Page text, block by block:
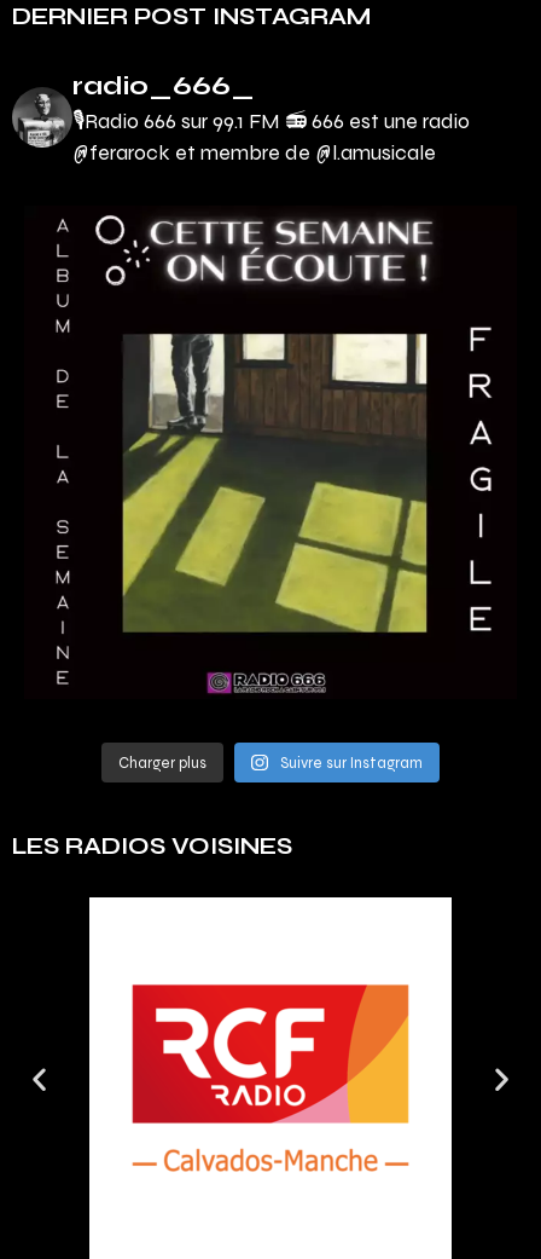
DERNIER POST INSTAGRAM
radio_666_
🎙Radio 666 sur 99.1 FM 📻666 est une radio
@ferarock et membre de @l.amusicale
Charger plus Suivre sur Instagram
LES RADIOS VOISINES